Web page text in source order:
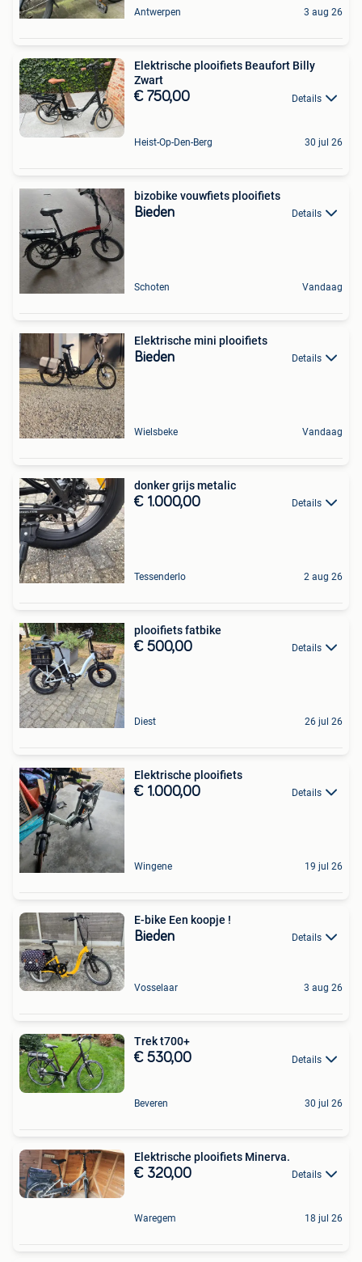
Antwerpen 3 aug 26
Elektrische plooifiets Beaufort Billy
Zwart
€ 750,00 Details
Heist-Op-Den-Berg 30 jul 26
bizobike vouwfiets plooifiets
Bieden Details
Schoten Vandaag
Elektrische mini plooifiets
Bieden Details
Wielsbeke Vandaag
donker grijs metalic
€ 1.000,00 Details
Tessenderlo 2 aug 26
plooifiets fatbike
€ 500,00 Details
Diest 26 jul 26
Elektrische plooifiets
€ 1.000,00 Details
Wingene 19 jul 26
E-bike Een koopje !
Bieden Details
Vosselaar 3 aug 26
Trek t700+
€ 530,00 Details
Beveren 30 jul 26
Elektrische plooifiets Minerva.
€ 320,00 Details
Waregem 18 jul 26